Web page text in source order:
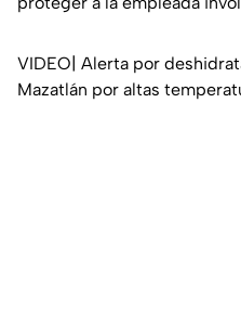
VIDEO| Alerta por
Mazatlán por altas